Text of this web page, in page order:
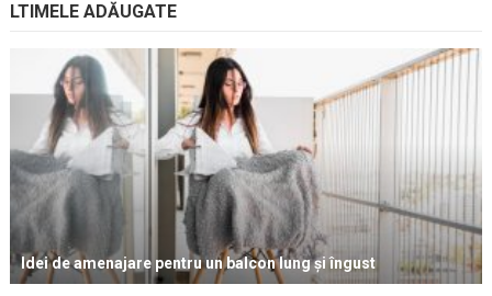
LTIMELE ADĂUGATE
Idei de amenajare pentru un balcon lung și îngust